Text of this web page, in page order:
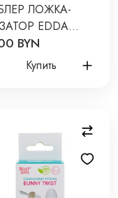
ЛОЖКА-
EDDA
НЕБО SFB-
BYN
Купить